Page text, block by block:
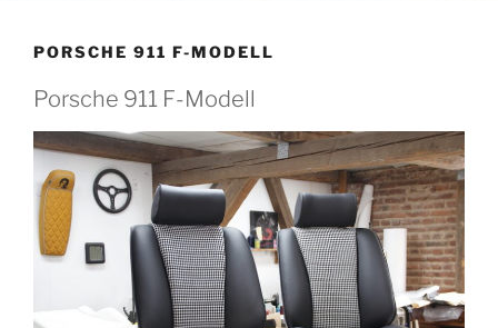
PORSCHE 911 F-MODELL
Porsche 911 F-Modell